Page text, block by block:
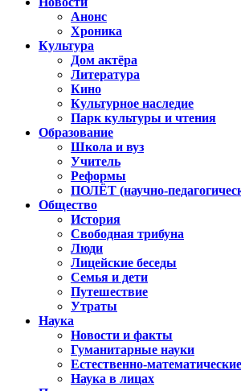
Анонс
Хроника
Культура
Дом актёра
Литература
Кино
Культурное наследие
Парк культуры и чтения
Образование
Школа и вуз
Учитель
Реформы
ПОЛЁТ (научно-
Общество
История
Свободная трибуна
Люди
Лицейские беседы
Семья и дети
Путешествие
Утраты
Наука
Новости и факты
Гуманитарные науки
Естественно-
Наука в лицах